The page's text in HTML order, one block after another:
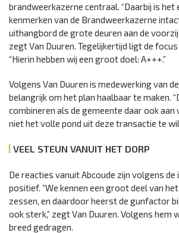
brandweerkazerne centraal. “Daarbij is het
kenmerken van de Brandweerkazerne
uithangbord de grote deuren aan de
zegt Van Duuren. Tegelijkertijd ligt de focus
“Hierin hebben wij een groot doel: A+++.”
Volgens Van Duuren is medewerking van
belangrijk om het plan haalbaar te maken.
combineren als de gemeente daar ook aan
niet het volle pond uit deze transactie te
VEEL STEUN VANUIT HET DORP
De reacties vanuit Abcoude zijn volgens
positief. “We kennen een groot deel van
zessen, en daardoor heerst de gunfactor
ook sterk,” zegt Van Duuren. Volgens
breed gedragen.